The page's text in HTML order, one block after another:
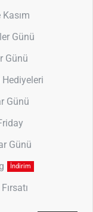
Günü
Günü
Hediyeleri
Günü
Günü
İndirim